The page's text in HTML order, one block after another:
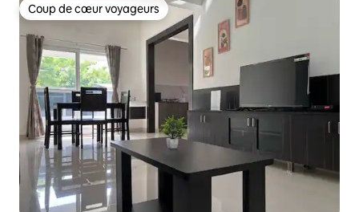
Coup de cœur voyageurs
Coup de cœur voyageurs